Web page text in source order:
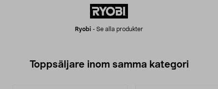
Ryobi - Se alla produkter
Toppsäljare inom samma kategori